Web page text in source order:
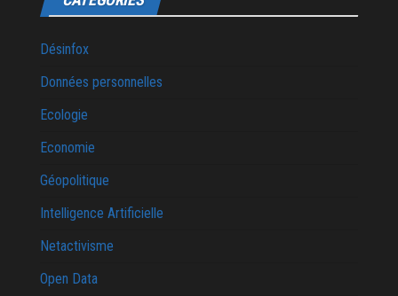
Désinfox
Données personnelles
Ecologie
Economie
Géopolitique
Intelligence Artificielle
Netactivisme
Open Data